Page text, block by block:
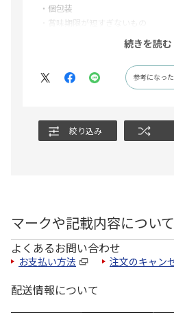
・個包装
・賞味期限が短すぎないもの
・ちょっと品のあるお菓子
という条件で探して選びました。
先方に喜んでいただけますように。
続きを読む
参考になった
絞り込み
マークや記載内容について
よくあるお問い合わせ
お支払い方法 注文のキャン
配送情報について